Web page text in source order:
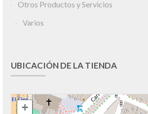
Otros Productos y Servicios
Varios
UBICACIÓN DE LA TIENDA
+